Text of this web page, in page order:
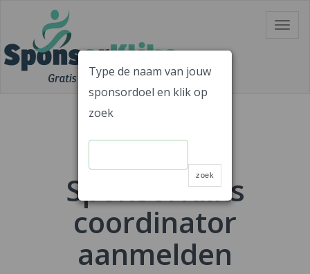
Type de naam van jouw
sponsordoel en klik op
zoek
zoek
content
Toggle
SponsorKliks
Gratis Sponsoren!!
Emailadres
SponsorKliks
coordinator
aanmelden